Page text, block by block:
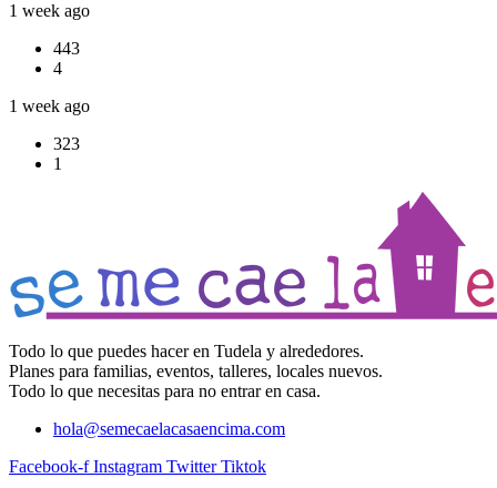
1 week ago
443
4
1 week ago
323
1
Todo lo que puedes hacer en Tudela y alrededores.
Planes para familias, eventos, talleres, locales nuevos.
Todo lo que necesitas para no entrar en casa.
hola@semecaelacasaencima.com
Facebook-f Instagram Twitter Tiktok